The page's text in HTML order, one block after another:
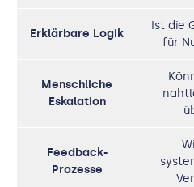
Erklärbare Logik
Ist die
für
Menschliche
Eskalation
Feedback-
Prozesse